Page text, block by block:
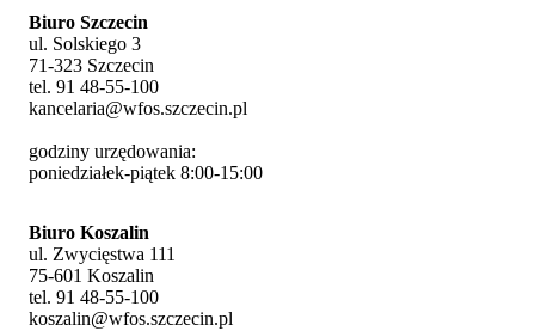
Biuro Szczecin
ul. Solskiego 3
71-323 Szczecin
tel. 91 48-55-100
kancelaria@wfos.szczecin.pl
godziny urzędowania:
poniedziałek-piątek 8:00-15:00
Biuro Koszalin
ul. Zwycięstwa 111
75-601 Koszalin
tel. 91 48-55-100
koszalin@wfos.szczecin.pl